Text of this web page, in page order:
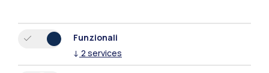
Piacenza
Funzionali
↓ 2 services